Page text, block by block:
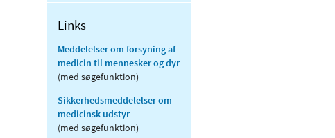
Links
Meddelelser om forsyning af
medicin til mennesker og dyr
(med søgefunktion)
Sikkerhedsmeddelelser om
medicinsk udstyr
(med søgefunktion)